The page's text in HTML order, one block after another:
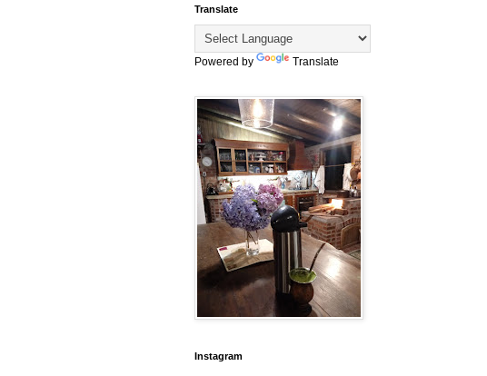
Translate
Powered by Translate
Instagram